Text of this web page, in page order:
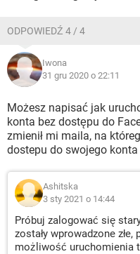
ODPOWIEDŹ 4 / 4
Iwona
31 gru 2020 o 22:11
Możesz napisać jak
konta bez dostępu do
zmienił mi maila, na
dostepu do swojego
Ashitska
3 sty 2021 o 14:44
Próbuj zalogować się
zostały wprowadzone
możliwość uruchomienia